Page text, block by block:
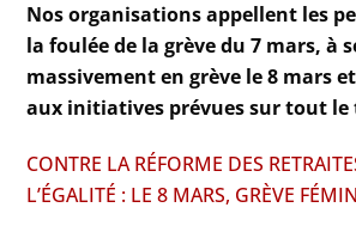
Nos organisations appellent les
la foulée de la grève du 7 mars, à
massivement en grève le 8 mars
aux initiatives prévues sur tout
CONTRE LA RÉFORME DES
L’ÉGALITÉ : LE 8 MARS, GRÈVE